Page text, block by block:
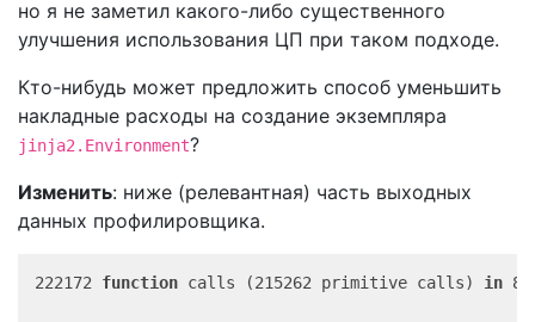
но я не заметил какого-либо существенного
улучшения использования ЦП при таком подходе.
Кто-нибудь может предложить способ уменьшить
накладные расходы на создание экземпляра
jinja2.Environment?
Изменить: ниже (релевантная) часть выходных
данных профилировщика.
222172 function calls (215262 primitive calls) in